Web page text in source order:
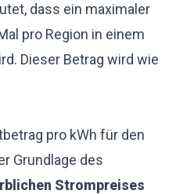
dass ein maximaler
pro Region in einem
Dieser Betrag wird wie
pro kWh für den
Grundlage des
Strompreises